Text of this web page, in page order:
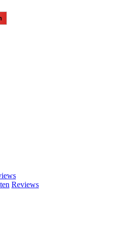
Reviews